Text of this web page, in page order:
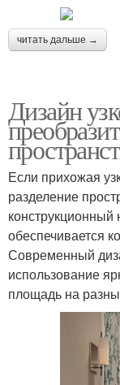
читать дальше →
Дизайн
Если прихожая
разделение
обеспечивается
Современный
использование
площадь на